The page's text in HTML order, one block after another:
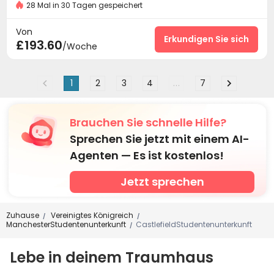
Fitnessstudio
nahe dem Einkaufszentrum
 24-Stunden-Sicherheitsdienst
Sicherheitsdienst Paketannahme und -versand
Rezeption Paketerinnerungssystem
Waschraum Aufzug Lounge für Bewohner
Müllraum Automatisierter Verkaufsautomat
Selbststudienraum Fitnessstudio Billardtisch
der Hof
28 Mal in 30 Tagen gespeichert
Von
£193.60/Woche
Erkundigen Sie sich
1 2 3 4 ... 7
Brauchen Sie schnelle Hilfe?
Sprechen Sie jetzt mit einem AI-
Agenten — Es ist kostenlos!
Jetzt sprechen
Zuhause / Vereinigtes Königreich /
ManchesterStudentenunterkunft / CastlefieldStudentenunterkunft
Lebe in deinem Traumhaus